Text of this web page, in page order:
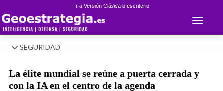
Ir a Versión Clásica o escritorio
Toggle
SEGURIDAD
La élite mundial se reúne a puerta cerrada y
con la IA en el centro de la agenda